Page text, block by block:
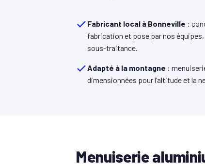
Fabricant local à Bonneville :
fabrication et pose par nos équipes,
sous-traitance.
Adapté à la montagne :
dimensionnées pour l’altitude et la
Menuiserie